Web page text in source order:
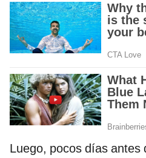
Luego, pocos días antes